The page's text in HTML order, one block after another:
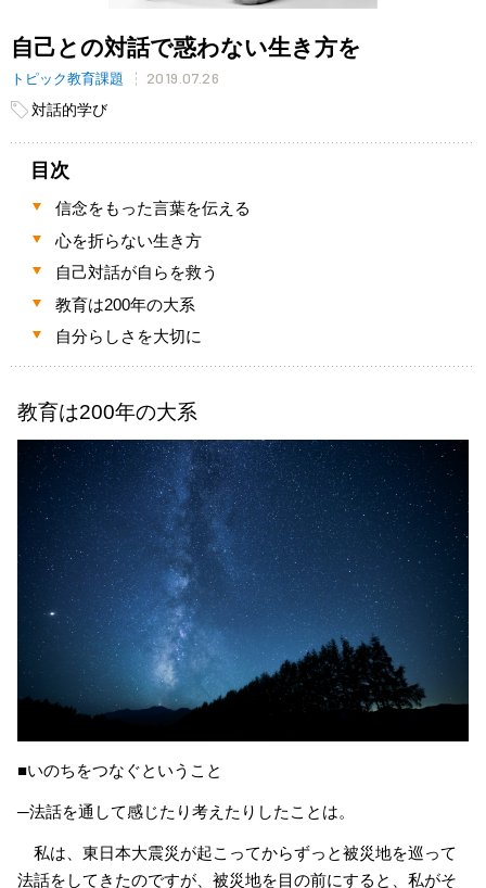
自己との対話で惑わない生き方を
トピック教育課題
2019.07.26
対話的学び
目次
信念をもった言葉を伝える
心を折らない生き方
自己対話が自らを救う
教育は200年の大系
自分らしさを大切に
教育は200年の大系
■いのちをつなぐということ
─法話を通して感じたり考えたりしたことは。
私は、東日本大震災が起こってからずっと被災地を巡って
法話をしてきたのですが、被災地を目の前にすると、私がそ